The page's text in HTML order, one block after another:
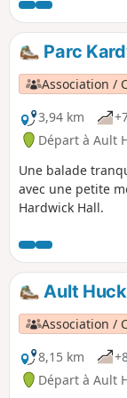
Parc
Association /
3,94 km
Départ à Ault
Une balade
avec une petite
Hardwick Hall.
Ault
Association /
8,15 km
Départ à Ault